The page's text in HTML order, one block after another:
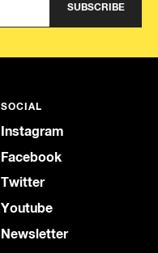
SUBSCRIBE
SOCIAL
Instagram
Facebook
Twitter
Youtube
Newsletter